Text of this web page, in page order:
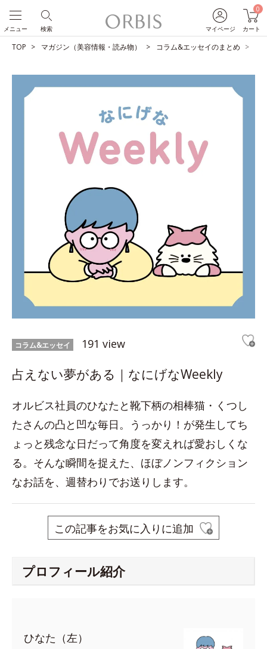
マイページ
0
カート
検索
メニュー
TOP マガジン（美容情報・読み物） コラム&エッセイのまとめ
コラム&エッセイ 191 view
占えない夢がある｜なにげなWeekly
オルビス社員のひなたと靴下柄の相棒猫・くつし
たさんの凸と凹な毎日。うっかり！が発生してち
ょっと残念な日だって角度を変えれば愛おしくな
る。そんな瞬間を捉えた、ほぼノンフィクション
なお話を、週替わりでお送りします。
この記事をお気に入りに追加
プロフィール紹介
ひなた（左）